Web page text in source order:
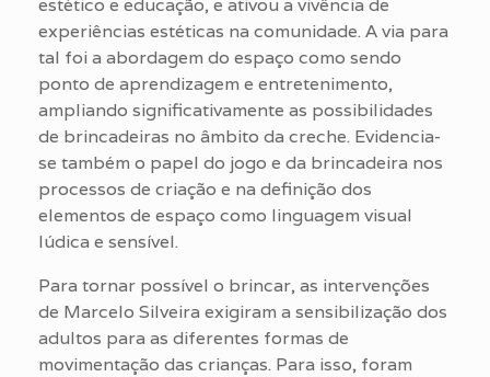
estético e educação, e ativou a vivência de
experiências estéticas na comunidade. A via para
tal foi a abordagem do espaço como sendo
ponto de aprendizagem e entretenimento,
ampliando significativamente as possibilidades
de brincadeiras no âmbito da creche. Evidencia-
se também o papel do jogo e da brincadeira nos
processos de criação e na definição dos
elementos de espaço como linguagem visual
lúdica e sensível.
Para tornar possível o brincar, as intervenções
de Marcelo Silveira exigiram a sensibilização dos
adultos para as diferentes formas de
movimentação das crianças. Para isso, foram